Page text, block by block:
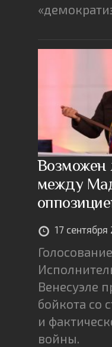
Возможен
между
17 сентября
Венесуэле
бойкота со
и
войны.